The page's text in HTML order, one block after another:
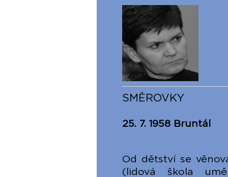
SMĚROVKY
25. 7. 1958 Bruntál
Od dětství se
(lidová škola